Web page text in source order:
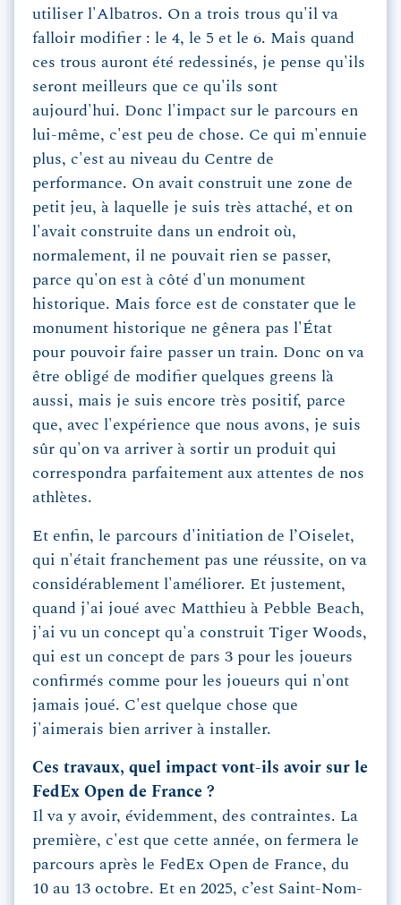
utiliser l'Albatros. On a trois trous qu'il va
falloir modifier : le 4, le 5 et le 6. Mais quand
ces trous auront été redessinés, je pense qu'ils
seront meilleurs que ce qu'ils sont
aujourd'hui. Donc l'impact sur le parcours en
lui-même, c'est peu de chose. Ce qui m'ennuie
plus, c'est au niveau du Centre de
performance. On avait construit une zone de
petit jeu, à laquelle je suis très attaché, et on
l'avait construite dans un endroit où,
normalement, il ne pouvait rien se passer,
parce qu'on est à côté d'un monument
historique. Mais force est de constater que le
monument historique ne gênera pas l'État
pour pouvoir faire passer un train. Donc on va
être obligé de modifier quelques greens là
aussi, mais je suis encore très positif, parce
que, avec l'expérience que nous avons, je suis
sûr qu'on va arriver à sortir un produit qui
correspondra parfaitement aux attentes de nos
athlètes.
Et enfin, le parcours d'initiation de l’Oiselet,
qui n'était franchement pas une réussite, on va
considérablement l'améliorer. Et justement,
quand j'ai joué avec Matthieu à Pebble Beach,
j'ai vu un concept qu'a construit Tiger Woods,
qui est un concept de pars 3 pour les joueurs
confirmés comme pour les joueurs qui n'ont
jamais joué. C'est quelque chose que
j'aimerais bien arriver à installer.
Ces travaux, quel impact vont-ils avoir sur le
FedEx Open de France ?
Il va y avoir, évidemment, des contraintes. La
première, c'est que cette année, on fermera le
parcours après le FedEx Open de France, du
10 au 13 octobre. Et en 2025, c’est Saint-Nom-